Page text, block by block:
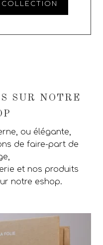
SUR NOTRE
ou élégante,
de faire-part de
et nos produits
notre eshop.